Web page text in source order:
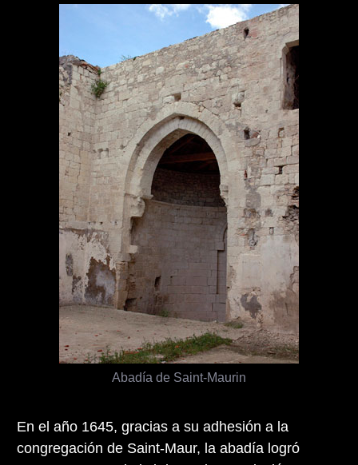
En el año 1645, gracias a su adhesión a la
congregación de Saint-Maur, la abadía logró
Abadía de Saint-Maurin